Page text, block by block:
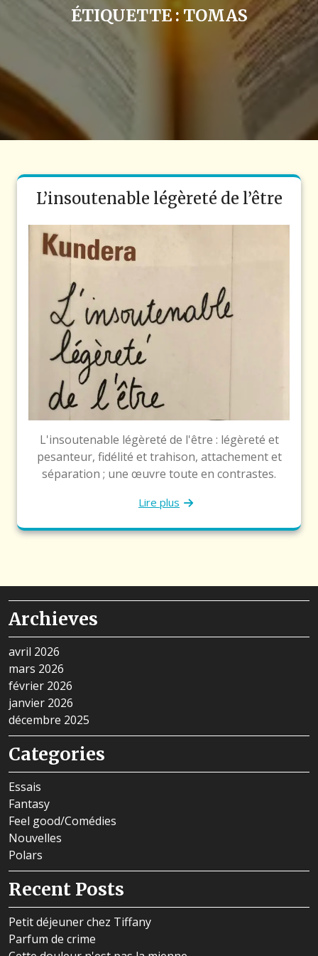
ÉTIQUETTE : TOMAS
L’insoutenable légèreté de l’être
L'insoutenable légèreté de l'être : légèreté et
pesanteur, fidélité et trahison, attachement et
séparation ; une œuvre toute en contrastes.
Lire plus
Archieves
avril 2026
mars 2026
février 2026
janvier 2026
décembre 2025
Categories
Essais
Fantasy
Feel good/Comédies
Nouvelles
Polars
Recent Posts
Petit déjeuner chez Tiffany
Parfum de crime